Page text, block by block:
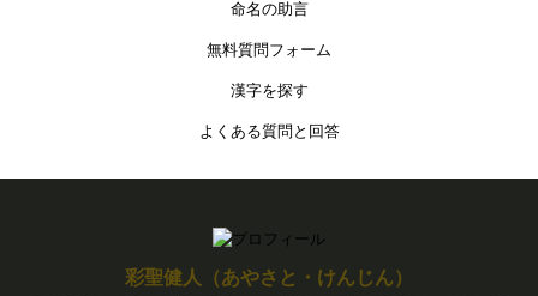
命名の助言
無料質問フォーム
漢字を探す
よくある質問と回答
彩聖健人（あやさと・けんじん）